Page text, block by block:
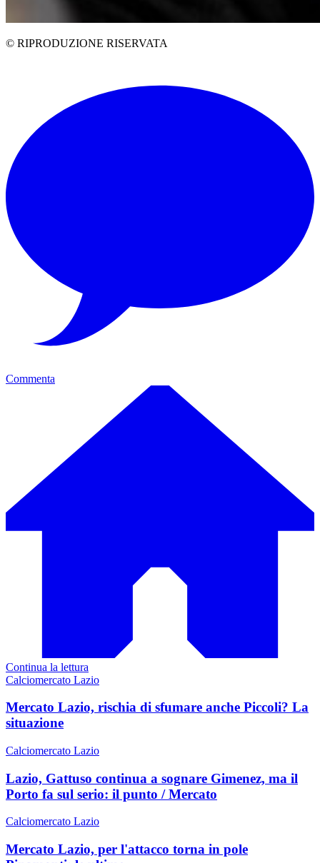
© RIPRODUZIONE RISERVATA
Commenta
Continua la lettura
Calciomercato Lazio
Mercato Lazio, rischia di sfumare anche Piccoli? La
situazione
Calciomercato Lazio
Lazio, Gattuso continua a sognare Gimenez, ma il
Porto fa sul serio: il punto / Mercato
Calciomercato Lazio
Mercato Lazio, per l'attacco torna in pole